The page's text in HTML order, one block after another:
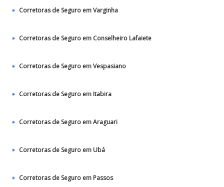
Corretoras de Seguro em Varginha
Corretoras de Seguro em Conselheiro Lafaiete
Corretoras de Seguro em Vespasiano
Corretoras de Seguro em Itabira
Corretoras de Seguro em Araguari
Corretoras de Seguro em Ubá
Corretoras de Seguro em Passos